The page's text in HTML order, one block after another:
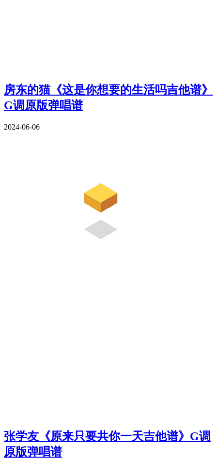
房东的猫《这是你想要的生活吗吉他谱》
G调原版弹唱谱
2024-06-06
张学友《原来只要共你一天吉他谱》G调
原版弹唱谱